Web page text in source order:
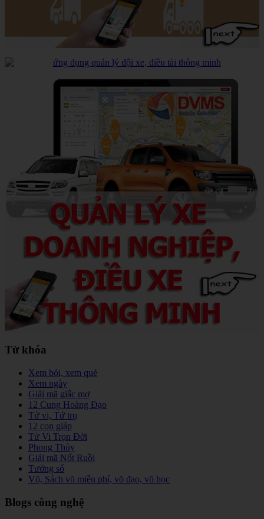
Từ khóa
Xem bói, xem quẻ
Xem ngày
Giải mã giấc mơ
12 Cung Hoàng Đạo
Tử vi, Tứ trụ
12 con giáp
Tử Vi Trọn Đời
Phong Thủy
Giải mã Nốt Ruồi
Tướng số
Võ, Sách võ miễn phí, võ đạo, võ học
Blogs công nghệ